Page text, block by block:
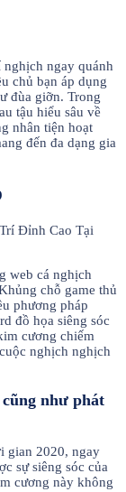
ngay quánh
chủ bạn áp dụng
đùa giỡn. Trong
tậu hiểu sâu về
nhân tiện hoạt
đến đa dạng gia
web cá nghịch
chỗ game thủ
phương pháp
đồ họa siêng sóc
cương chiếm
nghịch nghịch
như phát
gian 2020, ngay
sự siêng sóc của
cương này không